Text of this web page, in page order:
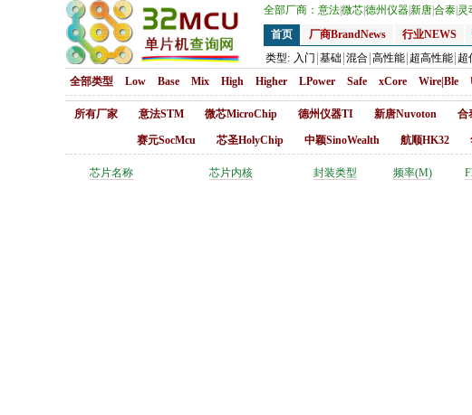
全部厂商： 意法微芯德州仪器新唐合泰 灵
首页
厂商BrandNews 行业NEWS
类型: 入门 基础 混合 高性能 超高性能 超
全部类型
Low Base Mix High Higher LPower Safe xCore Wire|Ble
所有厂家 意法STM 微芯MicroChip 德州仪器TI 新唐Nuvoton 合
赛元SocMcu 芯圣HolyChip 中颖SinoWealth 航顺HK32
芯片名称 芯片内核 封装类型 频率(M)